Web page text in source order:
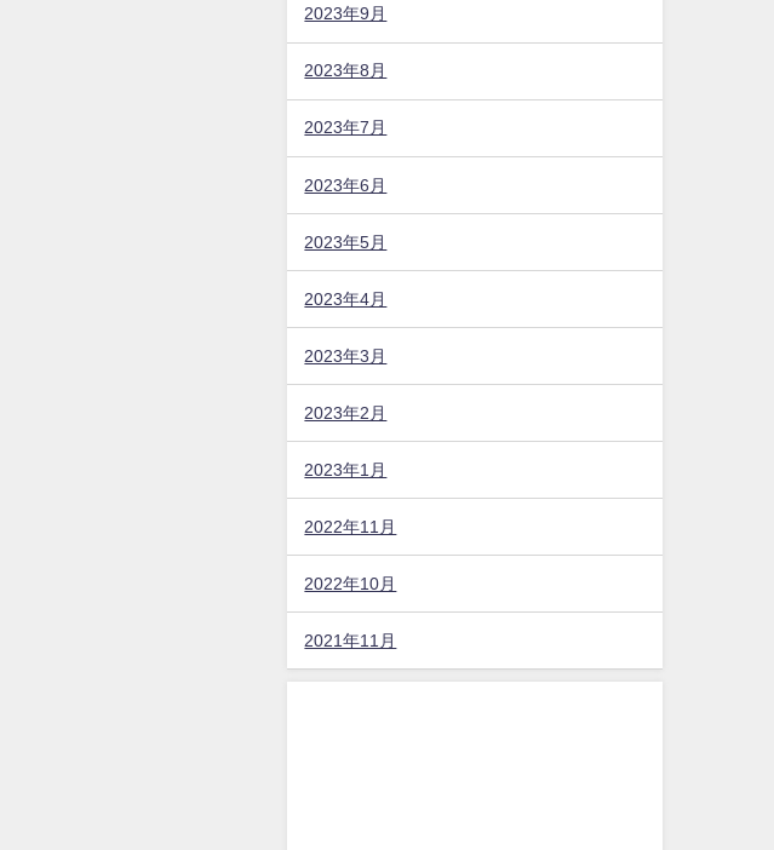
2023年9月
2023年8月
2023年7月
2023年6月
2023年5月
2023年4月
2023年3月
2023年2月
2023年1月
2022年11月
2022年10月
2021年11月